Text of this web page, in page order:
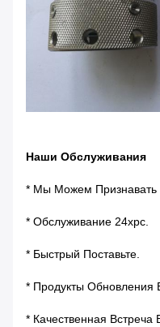
Наши Обслуживания
* Мы Можем Признавать
* Обслуживание 24хрс.
* Быстрый Поставьте.
* Продукты Обновления
* Качественная